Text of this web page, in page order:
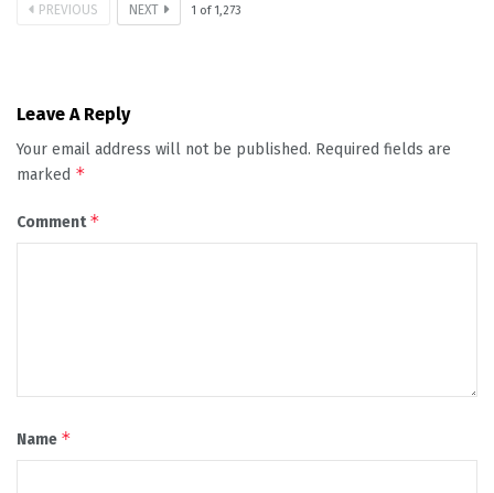
PREVIOUS NEXT 1 of 1,273
Leave A Reply
Your email address will not be published. Required fields are
marked *
Comment*
Name *